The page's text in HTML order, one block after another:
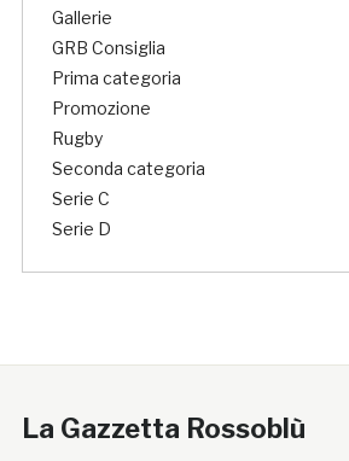
Gallerie
GRB Consiglia
Prima categoria
Promozione
Rugby
Seconda categoria
Serie C
Serie D
La Gazzetta Rossoblù